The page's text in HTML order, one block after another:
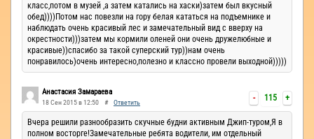
класс,потом в музей ,а затем катались на хаски)затем был вкусный
обед))))Потом нас повезли на гору белая кататься на подъемнике и
наблюдать очень красивый лес и замечательный вид с вверху на
окрестности)))затем мы кормили оленей они очень дружелюбные и
красивые))спасибо за такой суперский тур))нам очень
понравилось)очень интересно,полезно и классно провели выходной)))))
- 115 +
Анастасия Замараева
18 Сен 2015 в 12:50 # Ответить
Вчера решили разнообразить скучные будни активным Джип-туром,Я в
полном восторге!Замечательные ребята водители, им отдельный